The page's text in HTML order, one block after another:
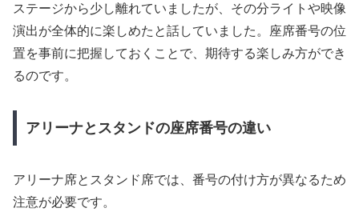
ステージから少し離れていましたが、その分ライトや映像
演出が全体的に楽しめたと話していました。座席番号の位
置を事前に把握しておくことで、期待する楽しみ方ができ
るのです。
アリーナとスタンドの座席番号の違い
アリーナ席とスタンド席では、番号の付け方が異なるため
注意が必要です。